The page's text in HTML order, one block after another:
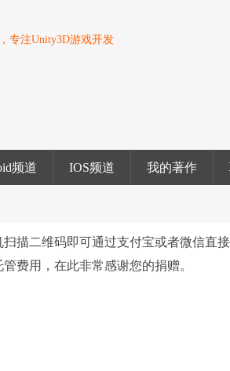
专注Unity3D游戏开发
频道 IOS频道 我的著作
描二维码即可通过支付宝或者微信直
费用，在此非常感谢您的捐赠。